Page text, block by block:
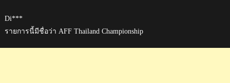
Di***
รายการนี้มีชื่อว่า AFF Thailand Championship